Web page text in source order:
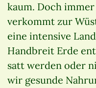
kaum. Doch
verkommt zur
eine intensive
Handbreit Erde
satt werden oder
wir gesunde